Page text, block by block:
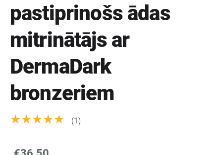
pastiprinošs ādas
mitrinātājs ar
DermaDark
bronzeriem
★★★★★ (1)